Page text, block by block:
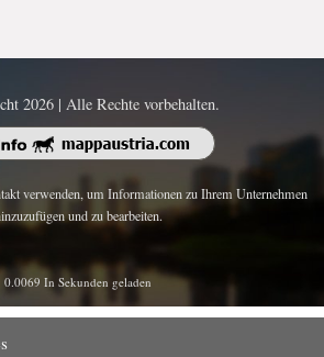
2026 | Alle Rechte vorbehalten.
verwenden, um Informationen zu Ihrem Unternehmen
und zu bearbeiten.
0.0069 In Sekunden geladen